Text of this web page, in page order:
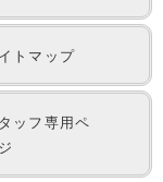
トマップ
ッフ専用ペ